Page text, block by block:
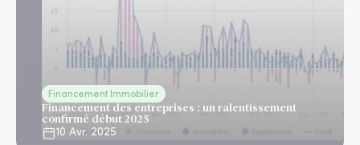
Financement Immobilier
Financement des entreprises : un ralentissement
confirmé début 2025
10 Avr. 2025